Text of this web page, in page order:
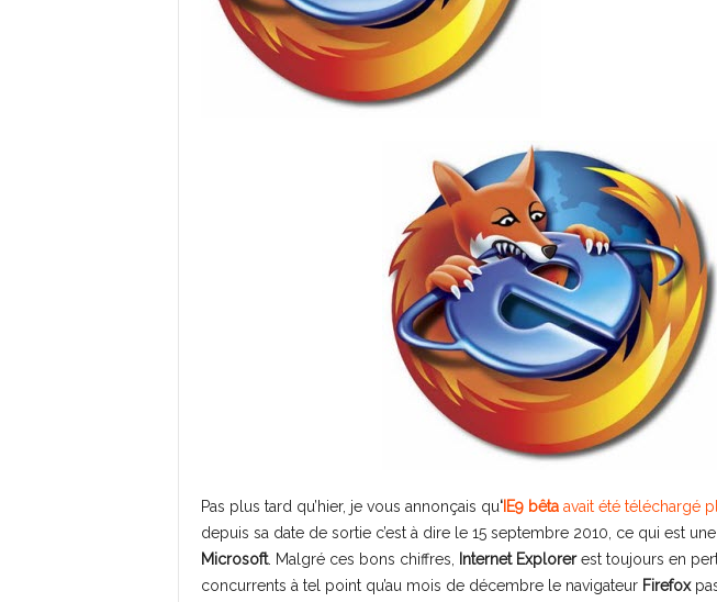
Pas plus tard qu’hier, je vous annonçais qu‘IE9bêtaavait été téléchargé
depuis sa date de sortie c’est à dire le 15 septembre 2010, ce qui est
Microsoft. Malgré ces bons chiffres, Internet Explorerest toujours en
concurrents à tel point qu’au mois de décembre le navigateur Firefox